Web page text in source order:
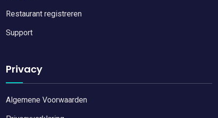
Restaurant registreren
Support
Privacy
Algemene Voorwaarden